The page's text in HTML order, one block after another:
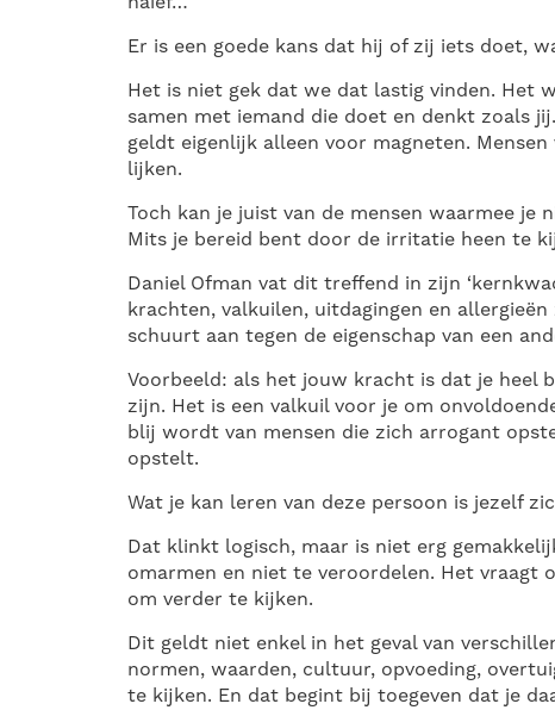
Er is een goede kans dat hij of zij iets doet,
Het is niet gek dat we dat lastig vinden. Het
samen met iemand die doet en denkt zoals
geldt eigenlijk alleen voor magneten.
lijken.
Toch kan je juist van de mensen waarmee je
Mits je bereid bent door de irritatie heen te
Daniel Ofman vat dit treffend in zijn
krachten, valkuilen, uitdagingen en
schuurt aan tegen de eigenschap van een
Voorbeeld: als het jouw kracht is dat je heel
zijn. Het is een valkuil voor je om
blij wordt van mensen die zich arrogant
opstelt.
Wat je kan leren van deze persoon is jezelf
Dat klinkt logisch, maar is niet erg
omarmen en niet te veroordelen. Het vraagt
om verder te kijken.
Dit geldt niet enkel in het geval van
normen, waarden, cultuur, opvoeding,
te kijken. En dat begint bij toegeven dat je